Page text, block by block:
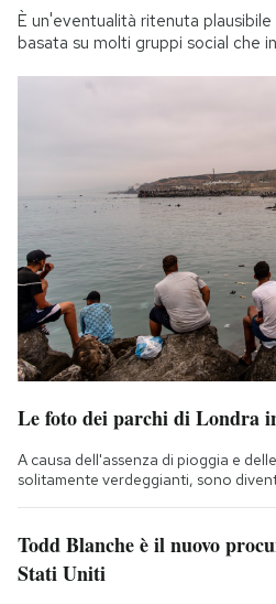
È un'eventualità ritenuta
basata su molti gruppi social che
Le foto dei parchi di Londra
A causa dell'assenza di pioggia e
solitamente verdeggianti, sono
Todd Blanche è il nuovo
Stati Uniti